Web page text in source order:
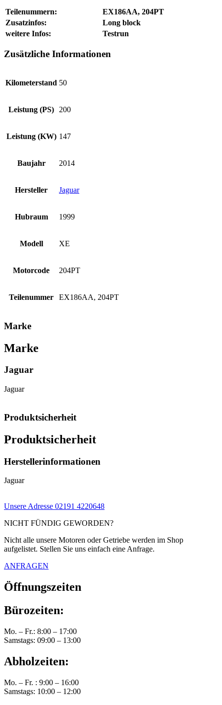
Teilenummern:
EX186AA, 204PT
Zusatzinfos:
Long block
weitere Infos:
Testrun
Zusätzliche Informationen
Kilometerstand 50
Leistung (PS) 200
Leistung (KW) 147
Baujahr 2014
Hersteller Jaguar
Hubraum 1999
Modell XE
Motorcode 204PT
Teilenummer EX186AA, 204PT
Marke
Marke
Jaguar
Jaguar
Produktsicherheit
Produktsicherheit
Herstellerinformationen
Jaguar
Unsere Adresse 02191 4220648
NICHT FÜNDIG GEWORDEN?
Nicht alle unsere Motoren oder Getriebe werden im Shop
aufgelistet. Stellen Sie uns einfach eine Anfrage.
ANFRAGEN
Öffnungszeiten
Bürozeiten:
Mo. – Fr.: 8:00 – 17:00
Samstags: 09:00 – 13:00
Abholzeiten:
Mo. – Fr. : 9:00 – 16:00
Samstags: 10:00 – 12:00